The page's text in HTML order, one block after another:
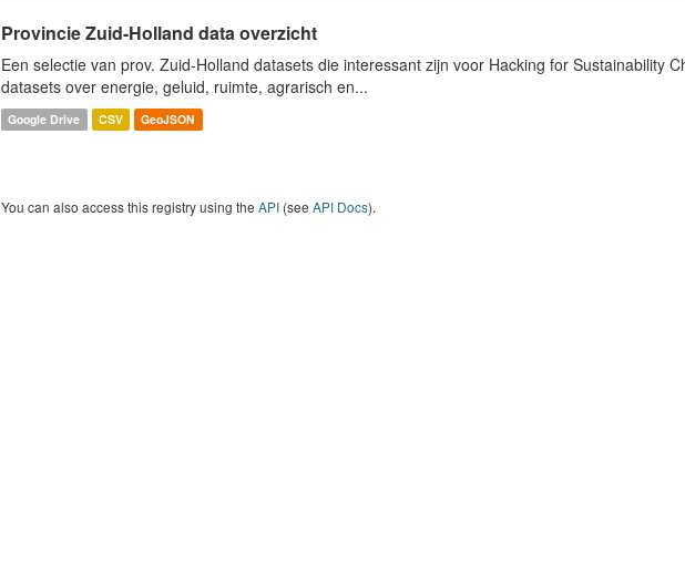
Provincie Zuid-Holland data overzicht
Een selectie van prov. Zuid-Holland datasets die interessant zijn voor Hacking for Sustainability
datasets over energie, geluid, ruimte, agrarisch en...
Google Drive CSV GeoJSON
You can also access this registry using the API (see API Docs).